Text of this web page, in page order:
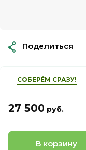
СОБЕРЁМ СРАЗУ!
27 500 руб.
В корзину
Поделиться